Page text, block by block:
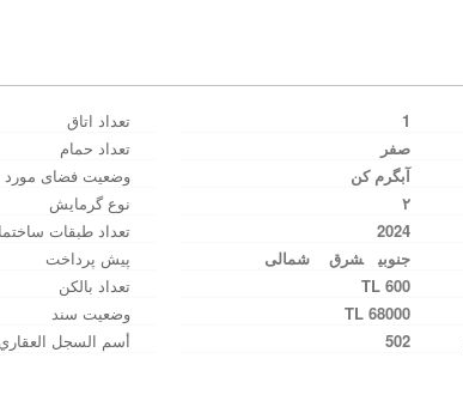
تعداد اتاق
1
تعداد حمام
صفر
وضعیت فضای مورد
آبگرم کن
نوع گرمایش
۲
تعداد طبقات
2024
پیش پرداخت
جنوبی شرق
شمالی
تعداد بالکن
600 TL
وضعیت سند
68000 TL
أسم السجل العقاري
502